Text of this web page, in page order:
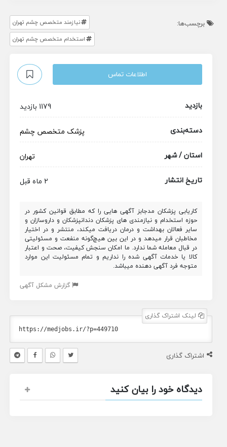
برچسب‌ها:
نیازمند متخصص چشم تهران
استخدام متخصص چشم تهران
اطلاعات تماس
بازدید
1179 بازدید
دسته‌بندی
پزشک متخصص چشم
استان / شهر
تهران
تاریخ انتشار
2 ماه قبل
کاریابی پزشکان مدجابز آگهی هایی را که مطابق قوانین کشور در
حوزه استخدام و نیازمندی های پزشکان دندانپزشکان و داروسازان و
سایر فعالان بهداشت و درمان دریافت میکند، منتشر و در اختیار
مخاطبان قرار میدهد و در این بین هیچ‌گونه منفعت و مسئولیتی
در قبال معامله شما ندارد. ما امکان سنجش کیفیت، صحت و اعتبار
کالا یا خدمات آگهی شده را نداریم و تمام مسئولیت این موارد
متوجه فرد آگهی دهنده میباشد.
گزارش مشکل آگهی
لینک اشتراک گذاری
اشتراک گذاری
دیدگاه خود را بیان کنید